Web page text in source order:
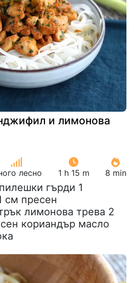
и лимонова
лесно 1 h 15 m 8 min
гърди 1
см пресен
лимонова трева 2
кориандър масло